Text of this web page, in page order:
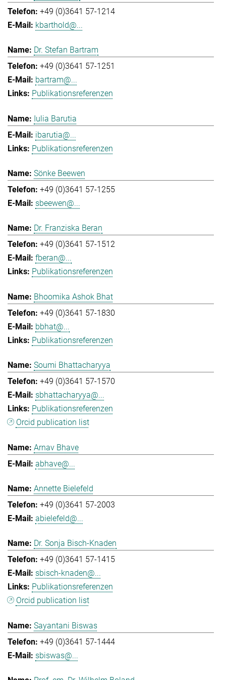
+49 (0)3641 57-1214
kbarthold@...
Dr. Stefan Bartram
+49 (0)3641 57-1251
bartram@...
Publikationsreferenzen
Iulia Barutia
ibarutia@...
Publikationsreferenzen
Sönke Beewen
+49 (0)3641 57-1255
sbeewen@...
Dr. Franziska Beran
+49 (0)3641 57-1512
fberan@...
Publikationsreferenzen
Bhoomika Ashok Bhat
+49 (0)3641 57-1830
bbhat@...
Publikationsreferenzen
Soumi Bhattacharyya
+49 (0)3641 57-1570
sbhattacharyya@...
Publikationsreferenzen
Orcid publication list
Arnav Bhave
abhave@...
Annette Bielefeld
+49 (0)3641 57-2003
abielefeld@...
Dr. Sonja Bisch-Knaden
+49 (0)3641 57-1415
sbisch-knaden@...
Publikationsreferenzen
Orcid publication list
Sayantani Biswas
+49 (0)3641 57-1444
sbiswas@...